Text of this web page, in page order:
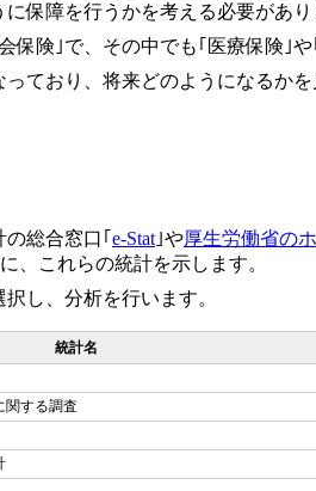
保障を行うかを考える必要があり
保険｣で、その中でも｢医療保険｣
ており、将来どのようになるか
総合窓口｢ e-Stat ｣や厚生労働省の
、これらの統計を示します。
し、分析を行います。
統計名
関する調査